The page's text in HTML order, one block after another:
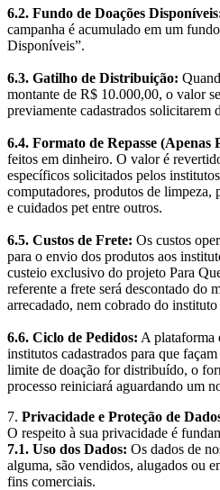
6.2. Fundo de Doações
campanha é acumulado em um
Disponíveis”.
6.3. Gatilho de Distribuição:
montante de R$ 10.000,00, o valor
previamente cadastrados solicitarem
6.4. Formato de Repasse (Apenas
feitos em dinheiro. O valor é
específicos solicitados pelos
computadores, produtos de limpeza,
e cuidados pet entre outros.
6.5. Custos de Frete: Os custos
para o envio dos produtos aos
custeio exclusivo do projeto Para
referente a frete será descontado do
arrecadado, nem cobrado do instituto
6.6. Ciclo de Pedidos: A plataforma
institutos cadastrados para que
limite de doação for distribuído, o
processo reiniciará aguardando um
7. Privacidade e Proteção de
O respeito à sua privacidade é
7.1. Uso dos Dados: Os dados de
alguma, são vendidos, alugados ou
fins comerciais.